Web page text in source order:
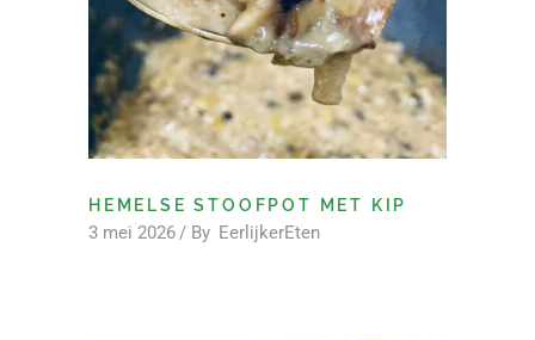
HEMELSE STOOFPOT MET KIP
3 mei 2026 By EerlijkerEten